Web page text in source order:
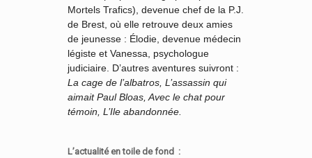
Mortels Trafics), devenue chef de la P.J.
de Brest, où elle retrouve deux amies
de jeunesse : Élodie, devenue médecin
légiste et Vanessa, psychologue
judiciaire. D’autres aventures suivront :
La cage de l’albatros, L’assassin qui
aimait Paul Bloas, Avec le chat pour
témoin, L’Ile abandonnée.
L’actualité en toile de fond :